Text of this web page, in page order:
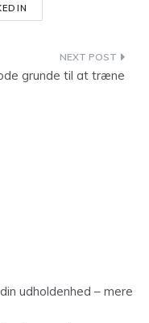
grunde til at træne
udholdenhed – mere